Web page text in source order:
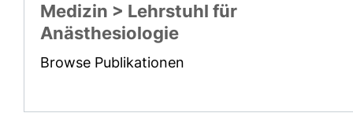
Medizin > Lehrstuhl für
Anästhesiologie
Browse Publikationen